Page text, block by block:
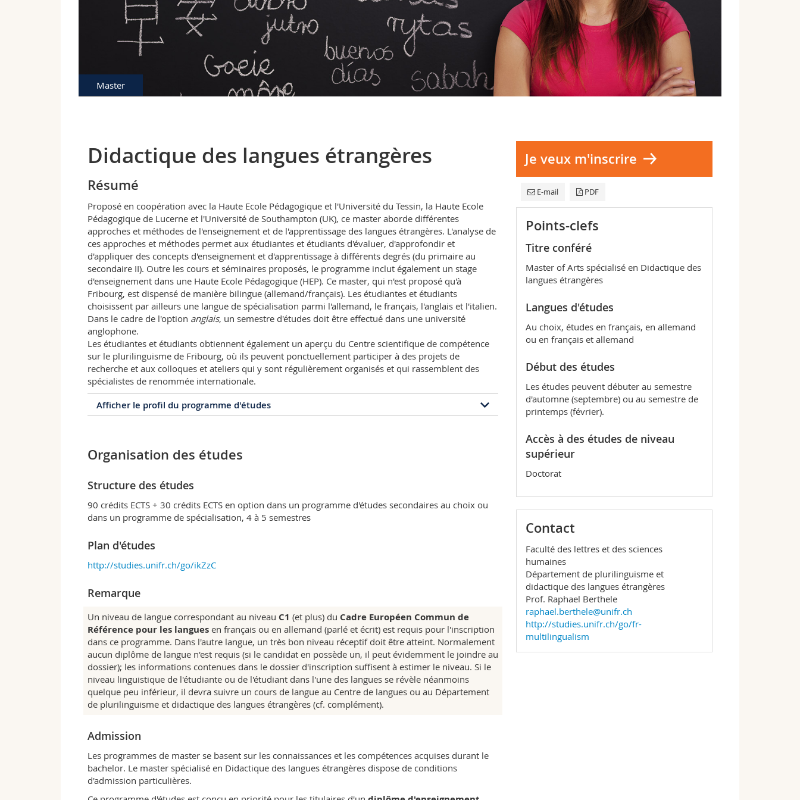
Master
Didactique des langues étrangères
Résumé
Proposé en coopération avec la Haute Ecole Pédagogique et l'Université du Tessin, la Haute Ecole
Pédagogique de Lucerne et l'Université de Southampton (UK), ce master aborde différentes
approches et méthodes de l'enseignement et de l'apprentissage des langues étrangères. L'analyse de
ces approches et méthodes permet aux étudiantes et étudiants d'évaluer, d'approfondir et
d'appliquer des concepts d'enseignement et d'apprentissage à différents degrés (du primaire au
secondaire II). Outre les cours et séminaires proposés, le programme inclut également un stage
d'enseignement dans une Haute Ecole Pédagogique (HEP). Ce master, qui n'est proposé qu'à
Fribourg, est dispensé de manière bilingue (allemand/français). Les étudiantes et étudiants
choisissent par ailleurs une langue de spécialisation parmi l'allemand, le français, l'anglais et l'italien.
Dans le cadre de l'option anglais, un semestre d'études doit être effectué dans une université
anglophone.
Les étudiantes et étudiants obtiennent également un aperçu du Centre scientifique de compétence
sur le plurilinguisme de Fribourg, où ils peuvent ponctuellement participer à des projets de
recherche et aux colloques et ateliers qui y sont régulièrement organisés et qui rassemblent des
spécialistes de renommée internationale.
Afficher le profil du programme d'études
Le programme de master en Didactique des langues étrangères proposé par l'Université de
Fribourg est organisé en coopération avec la Haute Ecole Pédagogique et l'Université du Tessin,
la Haute Ecole Pédagogique de Lucerne et l'Université de Southampton. Il s'agit d'une formation
théorique et pratique approfondie en didactique des langues étrangères. Celle-ci permet
d'acquérir de vastes connaissances des différentes approches et méthodes de l'enseignement et
de l'apprentissage des langues étrangères. Les étudiantes et étudiants apprennent à mettre en
pour l'enseignement et l'apprentissage à différents degrés (du primaire au secondaire II).
– Langues d'enseignement: allemand et français, ce qui signifie que des cours doivent être suivis
dans les deux langues; certains cours peuvent parfois être dispensés en anglais;
Les étudiantes et étudiants qui optent pour l'option
niveau de compétence dans cette langue, en plus des connaissances solides attendues en
français et allemand.
Le programme inclut des cours sur l'acquisition et l'apprentissage des langues, sur la
compétence plurilingue, sur les caractéristiques sociales et politiques du plurilinguisme, sur la
didactique du plurilinguisme, la linguistique appliquée, ainsi que sur la didactique en général. Il
comprend aussi un stage d'enseignement ainsi qu'un semestre d'échange (dans le cadre des
optionsanglais etitalien). Des cours optionnels permettent de mettre l'accent sur certains
points spécifiques.
Profil fribourgeois
L'Université bilingue de Fribourg est la seule université en Suisse à proposer un master en
Didactique des langues étrangères. Etudier dans cette ville située sur la frontière linguistique
constitue une occasion unique d'observer la situation linguistique, tant en Suisse romande qu'en
Suisse alémanique.
Organisation des études
Structure des études
90 crédits ECTS + 30 crédits ECTS en option dans un programme d'études secondaires au choix ou
dans un programme de spécialisation, 4 à 5 semestres
Plan d'études
http://studies.unifr.ch/go/ikZzC
Remarque
Un niveau de langue correspondant au niveau C1 (et plus) du Cadre Européen Commun de
Référence pour les langues en français ou en allemand (parlé et écrit) est requis pour l'inscription
dans ce programme. Dans l'autre langue, un très bon niveau réceptif doit être atteint. Normalement
aucun diplôme de langue n'est requis (si le candidat en possède un, il peut évidemment le joindre au
dossier); les informations contenues dans le dossier d'inscription suffisent à estimer le niveau. Si le
niveau linguistique de l'étudiante ou de l'étudiant dans l'une des langues se révèle néanmoins
quelque peu inférieur, il devra suivre un cours de langue au Centre de langues ou au Département
de plurilinguisme et didactique des langues étrangères (cf. complément).
Admission
Les programmes de master se basent sur les connaissances et les compétences acquises durant le
bachelor. Le master spécialisé en Didactique des langues étrangères dispose de conditions
d'admission particulières.
Je veux m'inscrire
E-mail PDF
Points-clefs
Titre conféré
Master of Arts spécialisé en Didactique des
langues étrangères
Langues d'études
Au choix, études en français, en allemand
ou en français et allemand
Début des études
Les études peuvent débuter au semestre
d'automne (septembre) ou au semestre de
printemps (février).
Accès à des études de niveau
supérieur
Doctorat
Contact
Faculté des lettres et des sciences
humaines
Département de plurilinguisme et
didactique des langues étrangères
Prof. Raphael Berthele
raphael.berthele@unifr.ch
http://studies.unifr.ch/go/fr-
multilingualism